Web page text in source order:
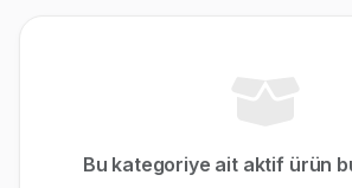
Bu kategoriye ait aktif ürün